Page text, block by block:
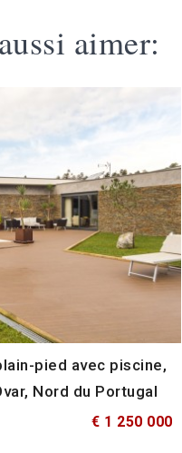
aimer:
pied avec piscine,
Nord du Portugal
€ 1 250 000